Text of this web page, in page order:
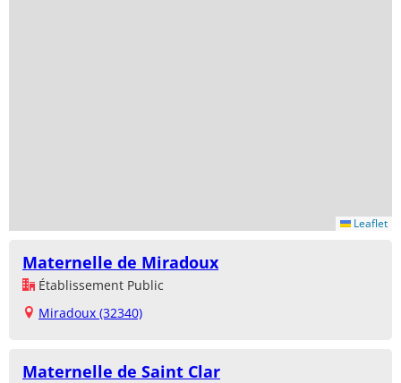
Leaflet
Maternelle de Miradoux
Établissement Public
Miradoux (32340)
Maternelle de Saint Clar